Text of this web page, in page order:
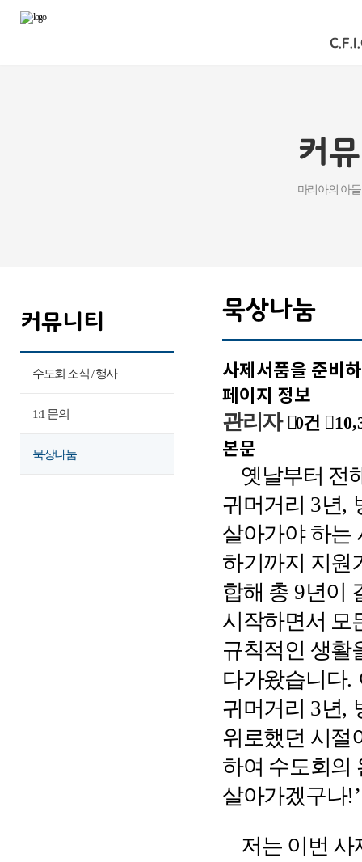
커
마리아의 아
커뮤니티
수도회 소식 / 행사
1:1 문의
묵상나눔
묵상나눔
사제서품을 준비
페이지 정보
관리자 0건
본문
옛날부터 전
귀머거리 3년,
살아가야 하는
하기까지 지원
합해 총 9년이
시작하면서 모
규칙적인 생활
다가왔습니다.
귀머거리 3년,
위로했던 시절
하여 수도회의
살아가겠구나!’
저는 이번 사